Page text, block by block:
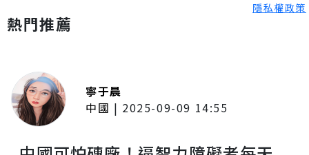
隱私權政策
熱門推薦
寧于晨
中國 | 2025-09-09 14:55